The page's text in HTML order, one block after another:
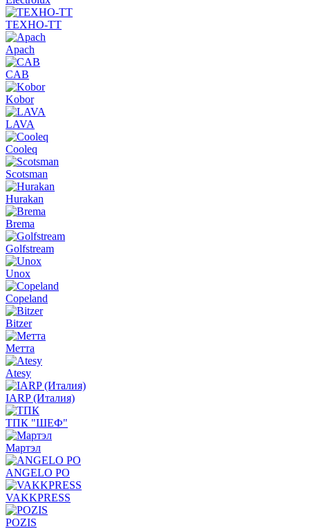
ТЕХНО-ТТ
Apach
CAB
Kobor
LAVA
Cooleq
Scotsman
Hurakan
Brema
Golfstream
Unox
Copeland
Bitzer
Метта
Atesy
IARP (Италия)
ТПК "ШЕФ"
Мартэл
ANGELO PO
VAKKPRESS
POZIS